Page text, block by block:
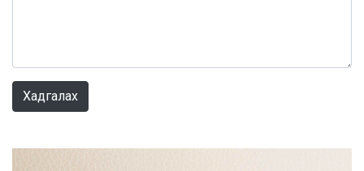
Хадгалах